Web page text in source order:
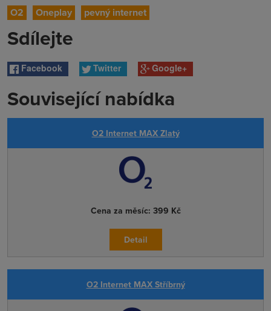
O2 Oneplay pevný internet
Sdílejte
Facebook Twitter Google+
Související nabídka
O2 Internet MAX Zlatý
Cena za měsíc: 399 Kč
Detail
O2 Internet MAX Stříbrný